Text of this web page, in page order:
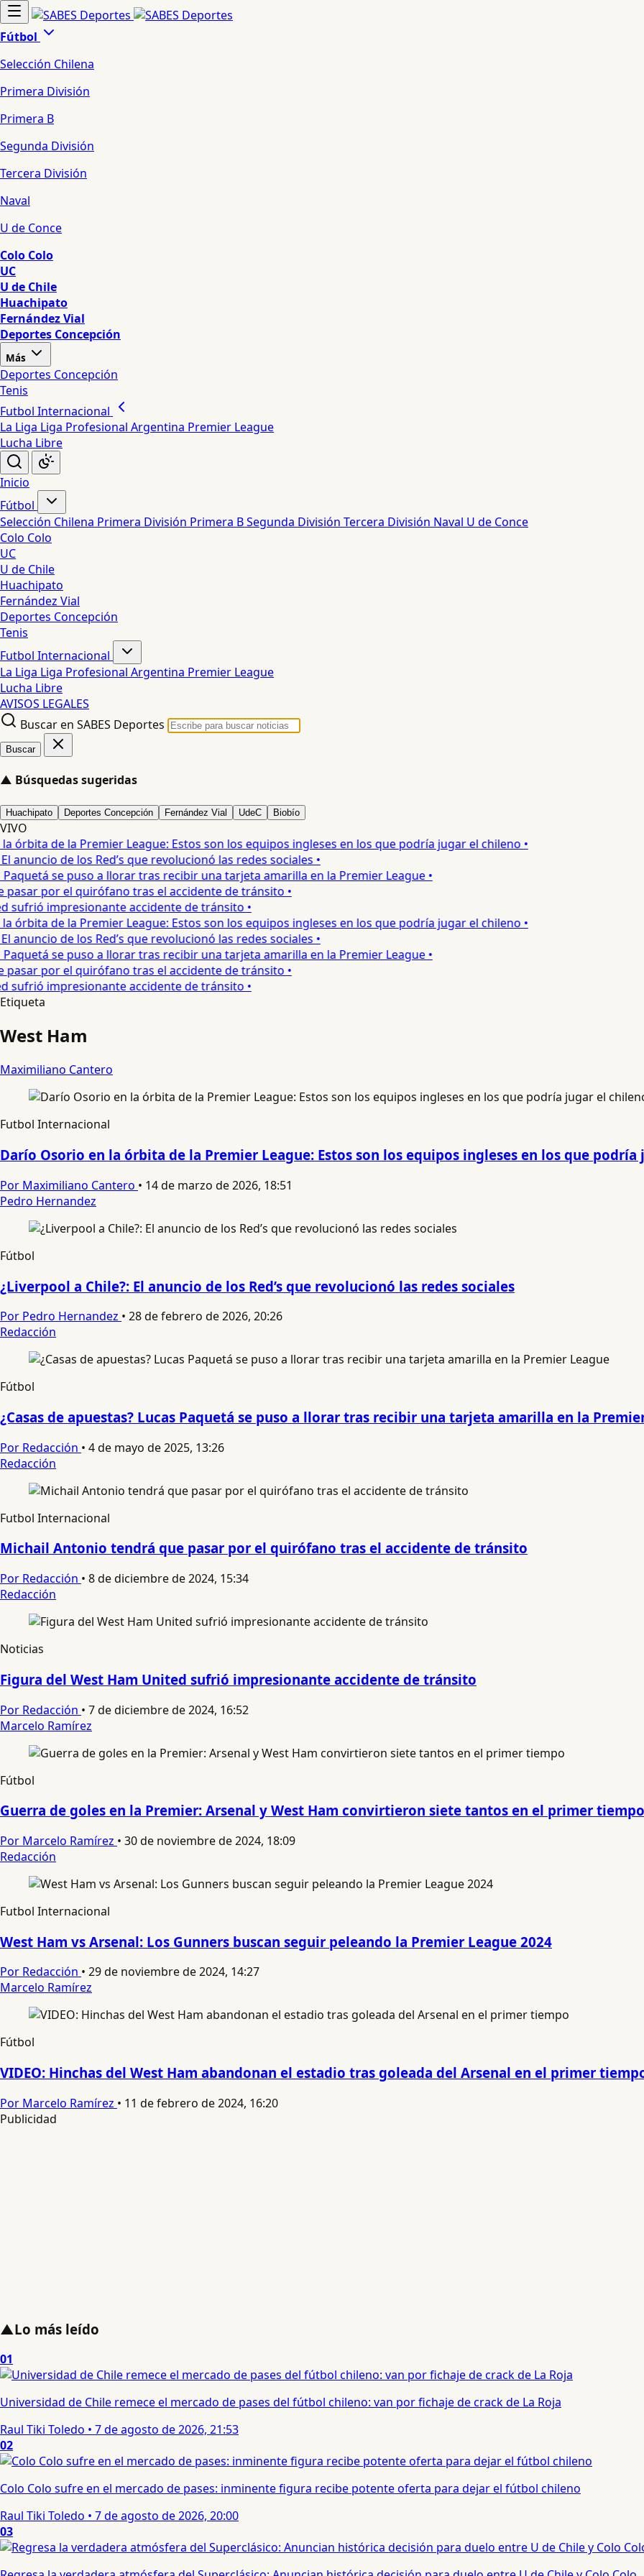
Fútbol
Selección Chilena
Primera División
Primera B
Segunda División
Tercera División
Naval
U de Conce
Colo Colo
UC
U de Chile
Huachipato
Fernández Vial
Deportes Concepción
Más
Deportes Concepción
Tenis
Futbol Internacional
La Liga Liga Profesional Argentina Premier League
Lucha Libre
Inicio
Fútbol
Selección Chilena Primera División Primera BSegunda División Tercera División Naval U de Conce
Colo Colo
UC
U de Chile
Huachipato
Fernández Vial
Deportes Concepción
Tenis
Futbol Internacional
La Liga Liga Profesional Argentina Premier League
Lucha Libre
AVISOS LEGALES
Buscar en SABES Deportes
Buscar
▲ Búsquedas sugeridas
Huachipato Deportes Concepción Fernández Vial UdeC Biobío
VIVO
de la Premier League: Estos son los equipos ingleses en los que podría jugar el chileno •
de los Red’s que revolucionó las redes sociales •
se puso a llorar tras recibir una tarjeta amarilla en la Premier League •
por el quirófano tras el accidente de tránsito •
impresionante accidente de tránsito •
de la Premier League: Estos son los equipos ingleses en los que podría jugar el chileno •
de los Red’s que revolucionó las redes sociales •
se puso a llorar tras recibir una tarjeta amarilla en la Premier League •
por el quirófano tras el accidente de tránsito •
impresionante accidente de tránsito •
Etiqueta
West Ham
Maximiliano Cantero
Futbol Internacional
Darío Osorio en la órbita de la Premier League: Estos son los equipos ingleses en los que
Por Maximiliano Cantero • 14 de marzo de 2026, 18:51
Pedro Hernandez
Fútbol
¿Liverpool a Chile?: El anuncio de los Red’s que revolucionó las redes sociales
Por Pedro Hernandez • 28 de febrero de 2026, 20:26
Redacción
Fútbol
¿Casas de apuestas? Lucas Paquetá se puso a llorar tras recibir una tarjeta amarilla en la
Por Redacción • 4 de mayo de 2025, 13:26
Redacción
Futbol Internacional
Michail Antonio tendrá que pasar por el quirófano tras el accidente de tránsito
Por Redacción • 8 de diciembre de 2024, 15:34
Redacción
Noticias
Figura del West Ham United sufrió impresionante accidente de tránsito
Por Redacción • 7 de diciembre de 2024, 16:52
Marcelo Ramírez
Fútbol
Guerra de goles en la Premier: Arsenal y West Ham convirtieron siete tantos en el primer tiempo
Por Marcelo Ramírez • 30 de noviembre de 2024, 18:09
Redacción
Futbol Internacional
West Ham vs Arsenal: Los Gunners buscan seguir peleando la Premier League 2024
Por Redacción • 29 de noviembre de 2024, 14:27
Marcelo Ramírez
Fútbol
VIDEO: Hinchas del West Ham abandonan el estadio tras goleada del Arsenal en el primer
Por Marcelo Ramírez • 11 de febrero de 2024, 16:20
Publicidad
▲Lo más leído
01
Universidad de Chile remece el mercado de pases del fútbol chileno: van por fichaje de crack de La Roja
Raul Tiki Toledo • 7 de agosto de 2026, 21:53
02
Colo Colo sufre en el mercado de pases: inminente figura recibe potente oferta para dejar el fútbol chileno
Raul Tiki Toledo • 7 de agosto de 2026, 20:00
03